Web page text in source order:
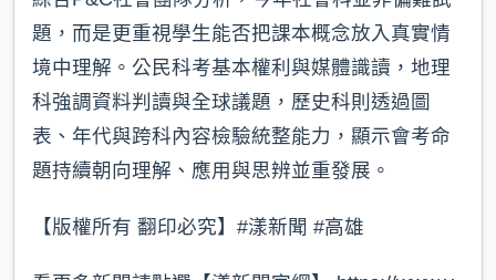
題，而是更重視學生能否把課本概念放入真實情
境中理解。公民科考基本權利與媒體識讀，地理
科強調資料判讀與全球議題，歷史科則透過圖
表、年代與跨科內容檢驗統整能力，顯示會考命
題持續朝向理解、應用與思辨並重發展。
【版權所有 翻印必究】#漾新聞 #高雄